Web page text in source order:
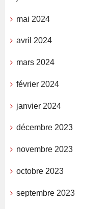
mai 2024
avril 2024
mars 2024
février 2024
janvier 2024
décembre 2023
novembre 2023
octobre 2023
septembre 2023